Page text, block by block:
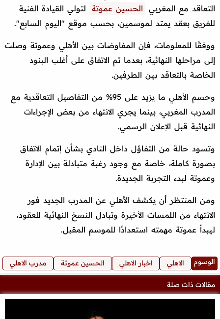
التعاقد مع المغربي
الحسين عموتة
لتولي القيادة الفنية
للفريق بعقد يمتد لموسمين، بحسب موقع "اليوم السابع".
ووفقًا للمعلومات، فإن المفاوضات بين الأهلي وعموتة وصلت
إلى مراحلها النهائية، بعدما تم الاتفاق على أغلب البنود
الخاصة بالتعاقد بين الطرفين.
وحسم الأهلي ما يزيد على 95% من التفاصيل التعاقدية مع
المدرب المغربي، بينما يجري الانتهاء من بعض الإجراءات
النهائية قبل الإعلان الرسمي.
وتسود حالة من التفاؤل داخل النادي بشأن إتمام الاتفاق
بصورة كاملة، خاصة مع وجود رغبة متبادلة بين الإدارة
وعموتة لبدء التجربة الجديدة.
ومن المنتظر أن يكشف الأهلي عن المدرب الجديد فور
الانتهاء من اللمسات الأخيرة وتبادل النسخ النهائية للعقود،
ليبدأ عموتة مهمته استعدادًا للموسم المقبل.
الوسوم الاهلي اخبار الاهلي الحسين عموتة مدرب الاهلي
مقالات ذات صلة